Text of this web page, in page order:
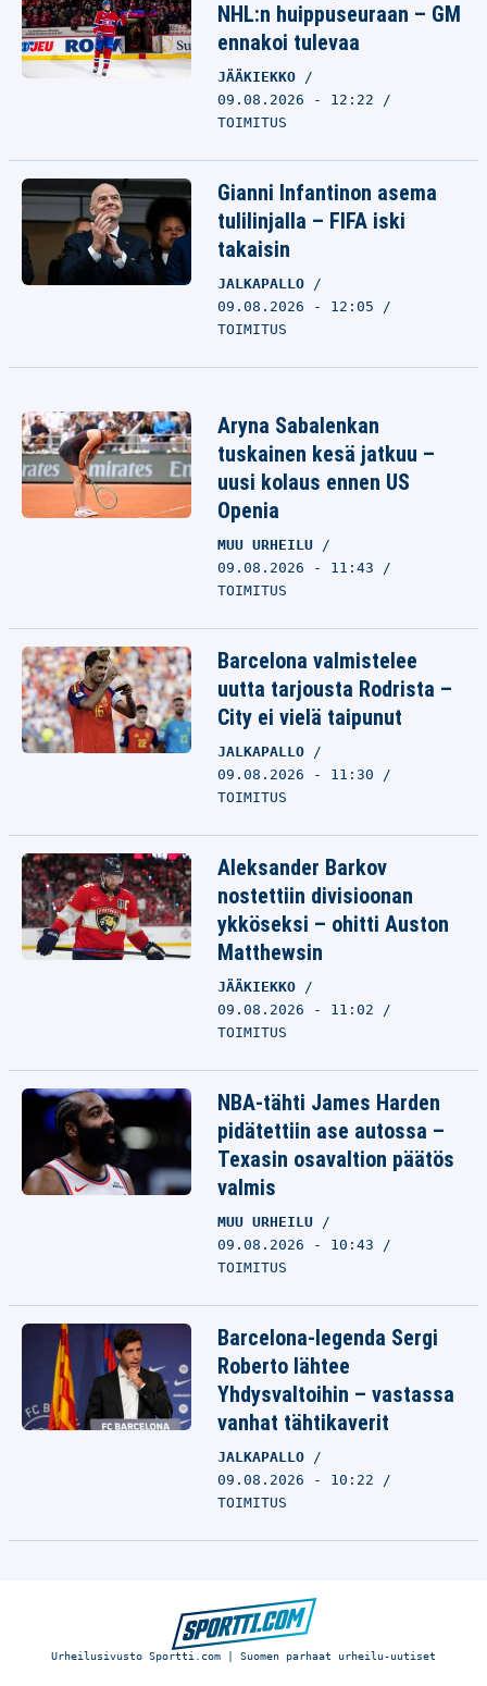
NHL:n huippuseuraan – GM
ennakoi tulevaa
JÄÄKIEKKO
09.08.2026 - 12:22
TOIMITUS
Gianni Infantinon asema
tulilinjalla – FIFA iski
takaisin
JALKAPALLO
09.08.2026 - 12:05
TOIMITUS
Aryna Sabalenkan
tuskainen kesä jatkuu –
uusi kolaus ennen US
Openia
MUU URHEILU
09.08.2026 - 11:43
TOIMITUS
Barcelona valmistelee
uutta tarjousta Rodrista –
City ei vielä taipunut
JALKAPALLO
09.08.2026 - 11:30
TOIMITUS
Aleksander Barkov
nostettiin divisioonan
ykköseksi – ohitti Auston
Matthewsin
JÄÄKIEKKO
09.08.2026 - 11:02
TOIMITUS
NBA-tähti James Harden
pidätettiin ase autossa –
Texasin osavaltion päätös
valmis
MUU URHEILU
09.08.2026 - 10:43
TOIMITUS
Barcelona-legenda Sergi
Roberto lähtee
Yhdysvaltoihin – vastassa
vanhat tähtikaverit
JALKAPALLO
09.08.2026 - 10:22
TOIMITUS
Urheilusivusto Sportti.com | Suomen parhaat urheilu-uutiset